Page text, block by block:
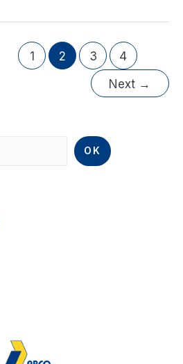
1 2 3
4
Next →
OK